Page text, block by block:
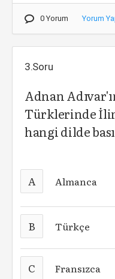
0 Yorum Yorum
3.Soru
Adnan
Türklerinde
hangi dilde
A Almanca
B Türkçe
C Fransızca